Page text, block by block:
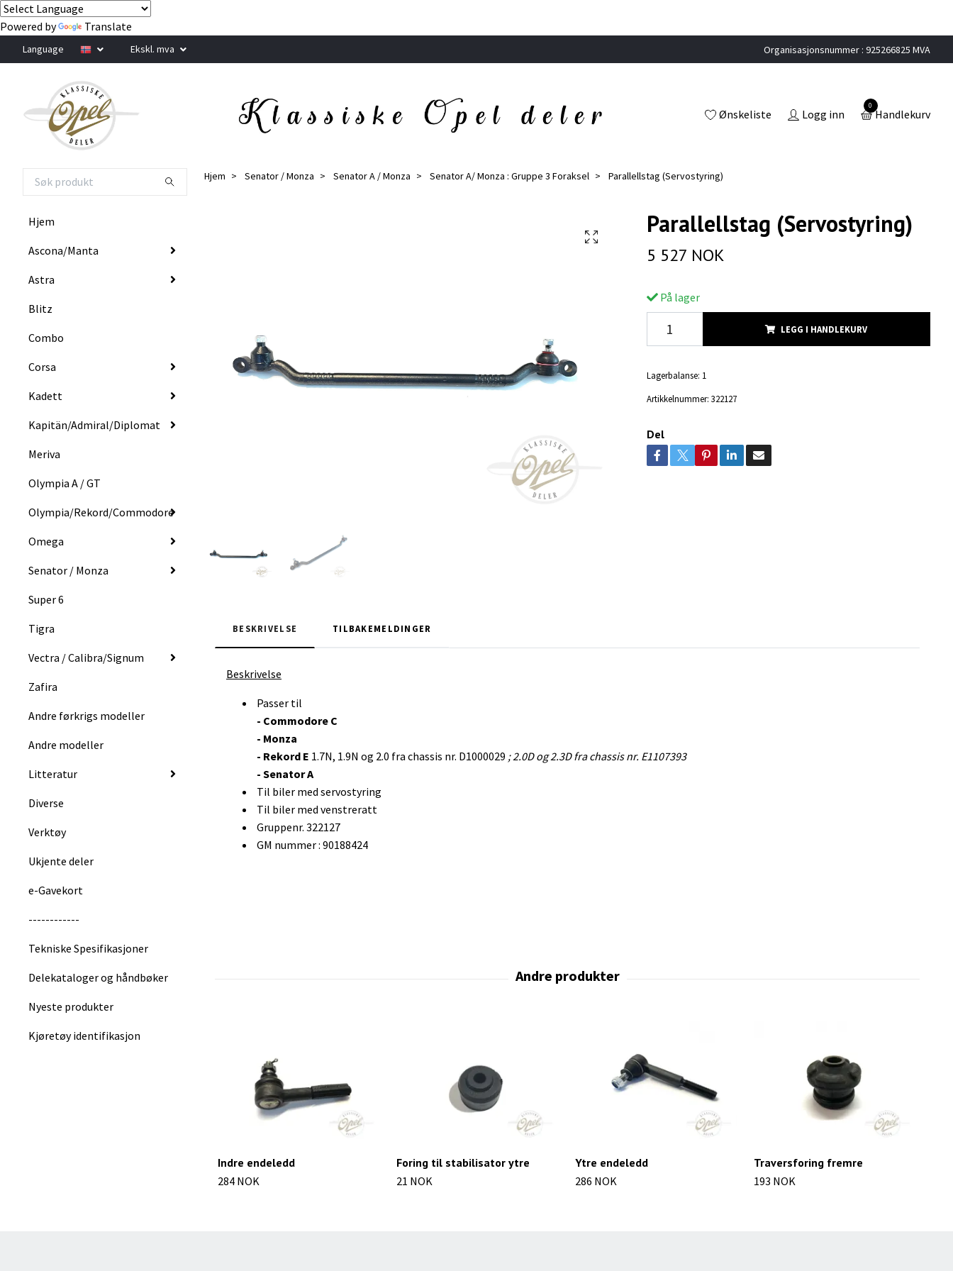
Powered by Translate
Language Ekskl. mva Organisasjonsnummer : 925266825 MVA
Ønskeliste Logg inn
0
Handlekurv
Hjem
Ascona/Manta
Astra
Blitz
Combo
Corsa
Kadett
Kapitän/Admiral/Diplomat
Meriva
Olympia A / GT
Olympia/Rekord/Commodore
Omega
Senator / Monza
Super 6
Tigra
Vectra / Calibra/Signum
Zafira
Andre førkrigs modeller
Andre modeller
Litteratur
Diverse
Verktøy
Ukjente deler
e-Gavekort
------------
Tekniske Spesifikasjoner
Delekataloger og håndbøker
Nyeste produkter
Kjøretøy identifikasjon
Hjem Senator / Monza Senator A / Monza Senator A/ Monza : Gruppe 3 Foraksel Parallellstag (Servostyring)
Parallellstag (Servostyring)
5 527 NOK
På lager
LEGG I HANDLEKURV
Lagerbalanse: 1
Artikkelnummer: 322127
Del
BESKRIVELSE TILBAKEMELDINGER
Beskrivelse
Passer til
- Commodore C
- Monza
- Rekord E 1.7N, 1.9N og 2.0 fra chassis nr. D1000029 ; 2.0D og 2.3D fra chassis nr. E1107393
- Senator A
Til biler med servostyring
Til biler med venstreratt
Gruppenr. 322127
GM nummer : 90188424
Indre endeledd
284 NOK
Foring til stabilisator ytre
21 NOK
Ytre endeledd
286 NOK
Traversforing fremre
193 NOK